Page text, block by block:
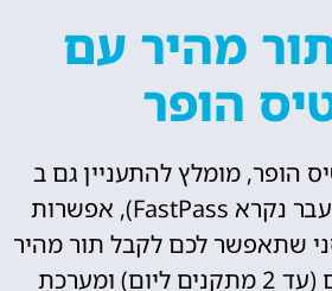
מהיר עם
הופר
הופר, מומלץ להתעניין גם ב
Disney Genie (בעבר נקרא FastPass), אפשרות
שתאפשר לכם לקבל תור מהיר
לחלק מהמתקנים (עד 2 מתקנים ליום) ומערכת